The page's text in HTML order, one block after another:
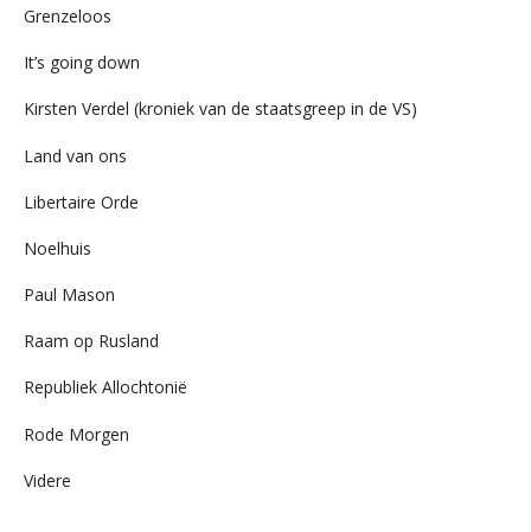
Grenzeloos
It’s going down
Kirsten Verdel (kroniek van de staatsgreep in de VS)
Land van ons
Libertaire Orde
Noelhuis
Paul Mason
Raam op Rusland
Republiek Allochtonië
Rode Morgen
Videre